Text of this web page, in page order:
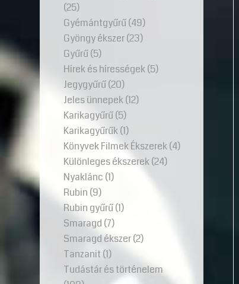
(25)
Gyémántgyűrű(49)
Gyöngy ékszer(23)
Gyűrű(5)
Hírek és hírességek(5)
Jegygyűrű(20)
Jeles ünnepek(12)
Karikagyűrű(5)
Karikagyűrűk(1)
Könyvek Filmek Ékszerek(4)
Különleges ékszerek(24)
Nyaklánc (1)
Rubin (9)
Rubin gyűrű(1)
Smaragd (7)
Smaragd ékszer(2)
Tanzanit (1)
Tudástár és történelem